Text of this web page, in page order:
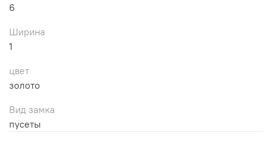
6
Ширина
1
цвет
золото
Вид замка
пусеты